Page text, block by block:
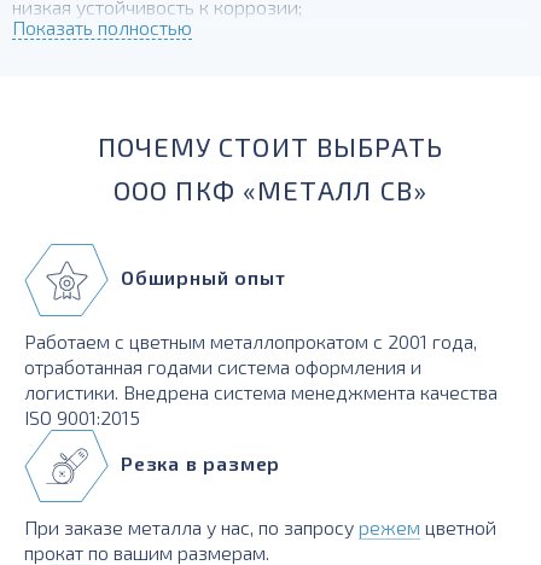
низкая устойчивость к коррозии;
для силовых элементов, деталей, работающих при
Показать полностью
ПОЧЕМУ СТОИТ ВЫБРАТЬ
ООО ПКФ «МЕТАЛЛ СВ»
Обширный опыт
Работаем с цветным металлопрокатом с 2001 года,
отработанная годами система оформления и
логистики. Внедрена система менеджмента качества
ISO 9001:2015
Резка в размер
При заказе металла у нас, по запросу режем цветной
прокат по вашим размерам.